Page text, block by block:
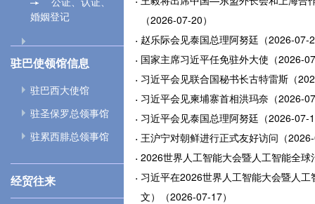
婚姻登记
驻巴使领馆信息
驻巴西大使馆
驻圣保罗总领事馆
驻累西腓总领事馆
经贸往来
（2026-07-20）
赵乐际会见泰国总理阿努廷（2026-07-
国家主席习近平任免驻外大使（2026-
习近平会见联合国秘书长古特雷斯（
习近平会见柬埔寨首相洪玛奈（2026-
习近平会见泰国总理阿努廷（2026-07-
王沪宁对朝鲜进行正式友好访问（
2026世界人工智能大会暨人工智能全
习近平在2026世界人工智能大会暨人
文）（2026-07-17）